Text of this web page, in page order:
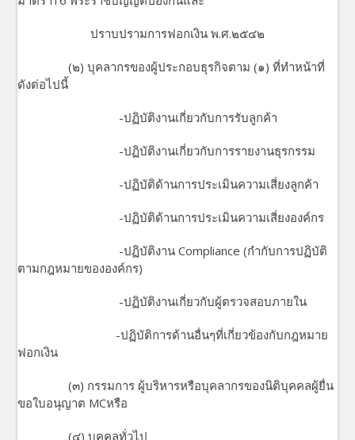
ปราบปรามการฟอกเงิน พ.ศ.๒๕๔๒
(๒) บุคลากรของผู้ประกอบธุรกิจตาม (๑) ที่ทำหน้าที่
ดังต่อไปนี้
-ปฏิบัติงานเกี่ยวกับการรับลูกค้า
-ปฏิบัติงานเกี่ยวกับการรายงานธุรกรรม
-ปฏิบัติด้านการประเมินความเสี่ยงลูกค้า
-ปฏิบัติด้านการประเมินความเสี่ยงองค์กร
-ปฏิบัติงาน Compliance (กำกับการปฏิบัติ
ตามกฎหมายขององค์กร)
-ปฏิบัติงานเกี่ยวกับผู้ตรวจสอบภายใน
-ปฏิบัติการด้านอื่นๆที่เกี่ยวข้องกับกฎหมาย
ฟอกเงิน
(๓) กรรมการ ผู้บริหารหรือบุคลากรของนิติบุคคลผู้ยื่น
ขอใบอนุญาต MCหรือ
(๔) บุคคลทั่วไป